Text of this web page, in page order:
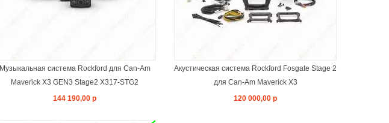
Музыкальная система Rockford для Can-Am
Maverick X3 GEN3 Stage2 X317-STG2
144 190,00 р
Акустическая система Rockford Fosgate Stage 2
для Can-Am Maverick X3
120 000,00 р